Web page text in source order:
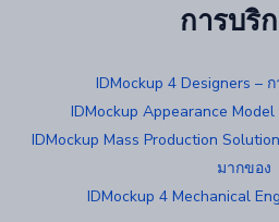
การบริ
IDMockup 4 Designers –
IDMockup Appearance
IDMockup Mass Production
มากของ
IDMockup 4 Mechanical